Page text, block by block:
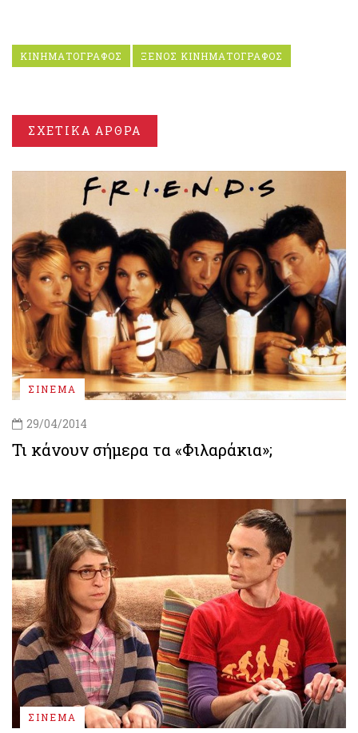
ΚΙΝΗΜΑΤΟΓΡΑΦΟΣ ΞΕΝΟΣ ΚΙΝΗΜΑΤΟΓΡΑΦΟΣ
ΣΧΕΤΙΚΑ ΑΡΘΡΑ
ΣΙΝΕΜΑ
29/04/2014
Τι κάνουν σήμερα τα «Φιλαράκια»;
ΣΙΝΕΜΑ